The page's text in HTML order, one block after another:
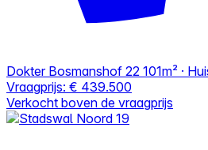
Dokter Bosmanshof 22 101m² ·
Vraagprijs: € 439.500
Verkocht boven de vraagprijs